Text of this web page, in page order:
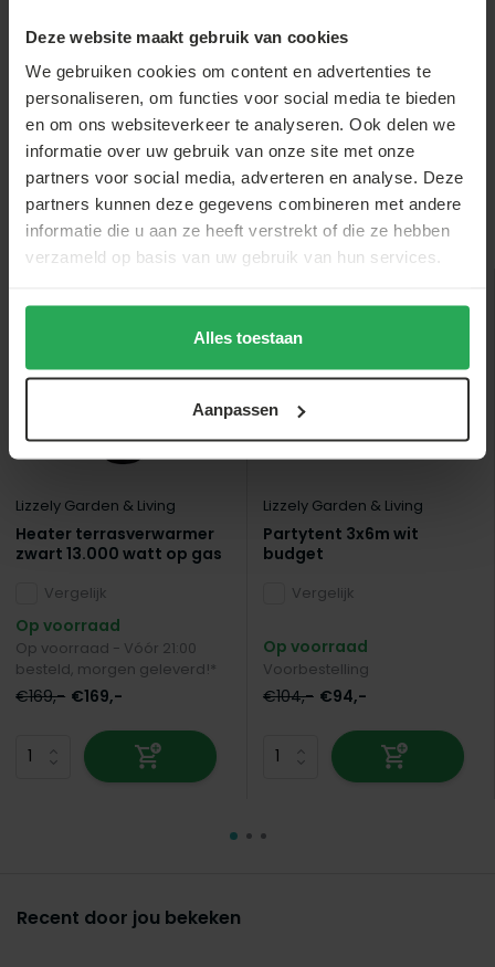
Deze website maakt gebruik van cookies
We gebruiken cookies om content en advertenties te
personaliseren, om functies voor social media te bieden
en om ons websiteverkeer te analyseren. Ook delen we
informatie over uw gebruik van onze site met onze
partners voor social media, adverteren en analyse. Deze
partners kunnen deze gegevens combineren met andere
informatie die u aan ze heeft verstrekt of die ze hebben
verzameld op basis van uw gebruik van hun services.
Alles toestaan
Aanpassen
€44,-
€39,-
€34,-
€33,-
€8,-
Anderen bekeken ook
Lizzely Garden & Living
Heater terrasverwarmer
zwart 13.000 watt op gas
Vergelijk
Op voorraad
Op voorraad - Vóór 21:00
besteld, morgen geleverd!*
€169,- €169,-
Lizzely Garden & Living
Partytent 3x6m wit
budget
Vergelijk
Op voorraad
Voorbestelling
€104,- €94,-
Recent door jou bekeken